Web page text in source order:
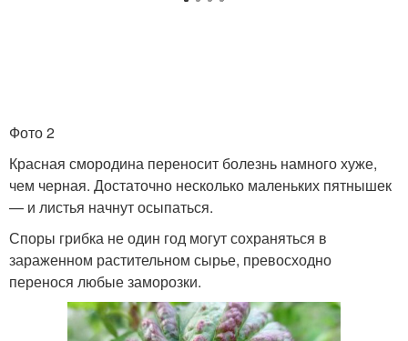
Фото 2
Красная смородина переносит болезнь намного хуже,
чем черная. Достаточно несколько маленьких пятнышек
— и листья начнут осыпаться.
Споры грибка не один год могут сохраняться в
зараженном растительном сырье, превосходно
перенося любые заморозки.